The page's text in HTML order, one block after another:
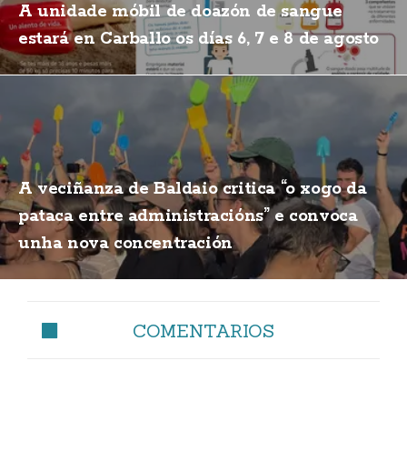
A unidade móbil de doazón de sangue
estará en Carballo os días 6, 7 e 8 de agosto
A veciñanza de Baldaio critica “o xogo da
pataca entre administracións” e convoca
unha nova concentración
COMENTARIOS